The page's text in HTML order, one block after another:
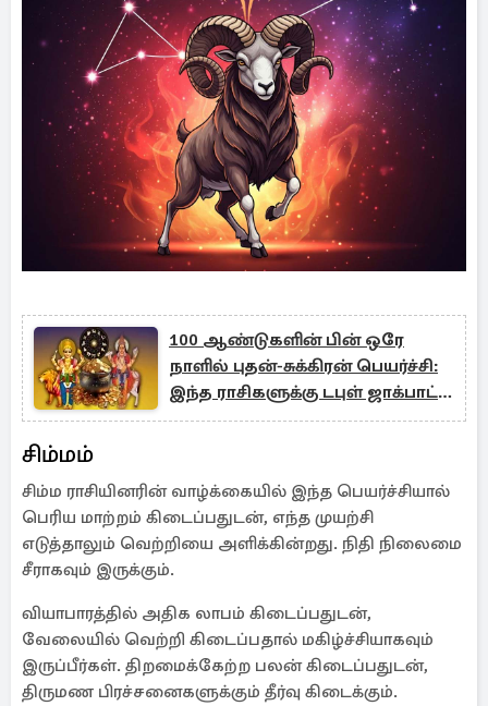
100 ஆண்டுகளின் பின் ஒரே
நாளில் புதன்-சுக்கிரன் பெயர்ச்சி:
இந்த ராசிகளுக்கு டபுள் ஜாக்பாட்
உறுதி!
சிம்மம்
சிம்ம ராசியினரின் வாழ்க்கையில் இந்த பெயர்ச்சியால்
பெரிய மாற்றம் கிடைப்பதுடன், எந்த முயற்சி
எடுத்தாலும் வெற்றியை அளிக்கின்றது. நிதி நிலைமை
சீராகவும் இருக்கும்.
வியாபாரத்தில் அதிக லாபம் கிடைப்பதுடன்,
வேலையில் வெற்றி கிடைப்பதால் மகிழ்ச்சியாகவும்
இருப்பீர்கள். திறமைக்கேற்ற பலன் கிடைப்பதுடன்,
திருமண பிரச்சனைகளுக்கும் தீர்வு கிடைக்கும்.